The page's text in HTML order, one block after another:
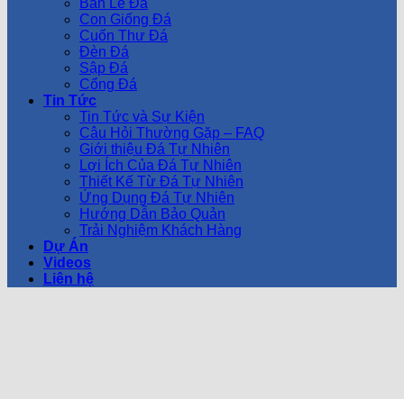
Bàn Lễ Đá
Con Giống Đá
Cuốn Thư Đá
Đèn Đá
Sập Đá
Cổng Đá
Tin Tức
Tin Tức và Sự Kiện
Câu Hỏi Thường Gặp – FAQ
Giới thiệu Đá Tự Nhiên
Lợi Ích Của Đá Tự Nhiên
Thiết Kế Từ Đá Tự Nhiên
Ứng Dụng Đá Tự Nhiên
Hướng Dẫn Bảo Quản
Trải Nghiệm Khách Hàng
Dự Án
Videos
Liên hệ